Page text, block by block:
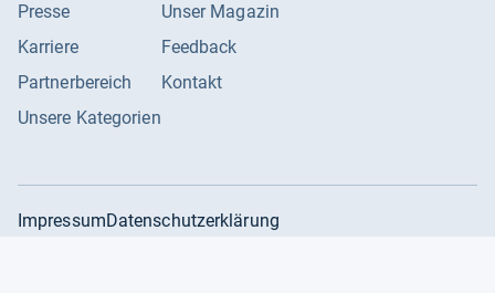
Presse
Karriere
Partnerbereich
Unsere Kategorien
Unser Magazin
Feedback
Kontakt
ImpressumDatenschutzerklärung